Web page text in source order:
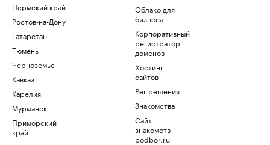
Пермский край
Ростов-на-Дону
Татарстан
Тюмень
Черноземье
Кавказ
Карелия
Мурманск
Приморский
край
Облако для
бизнеса
Корпоративный
регистратор
доменов
Хостинг
сайтов
Рег.решения
Знакомства
Сайт
знакомств
podbor.ru